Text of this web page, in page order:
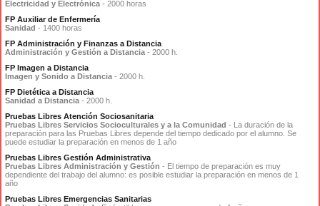
Electricidad y Electrónica - 2000 horas
FP Auxiliar de Enfermería
Sanidad - 1400 horas
FP Administración y Finanzas a Distancia
Administración y Gestión a Distancia - 2000 h.
FP Imagen a Distancia
Imagen y Sonido a Distancia - 2000 h.
FP Dietética a Distancia
Sanidad a Distancia - 2000 h.
Pruebas Libres Atención Sociosanitaria
Pruebas Libres Servicios Socioculturales y a la Comunidad - La duración de la
preparación para las Pruebas Libres depende del tiempo dedicado por el alumno. Se
puede estudiar la preparación en menos de 1 año
Pruebas Libres Gestión Administrativa
Pruebas Libres Administración y Gestión - El tiempo de preparación es muy
dependiente del trabajo del alumno: es posible estudiar la preparación en menos de 1
año
Pruebas Libres Emergencias Sanitarias